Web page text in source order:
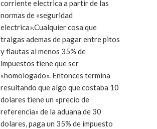
corriente electrica a partir de las
normas de «seguridad
electrica».Cualquier cosa que
traigas ademas de pagar entre pitos
y flautas al menos 35% de
impuestos tiene que ser
«homologado». Entonces termina
resultando que algo que costaba 10
dolares tiene un «precio de
referencia» de la aduana de 30
dolares, paga un 35% de impuesto